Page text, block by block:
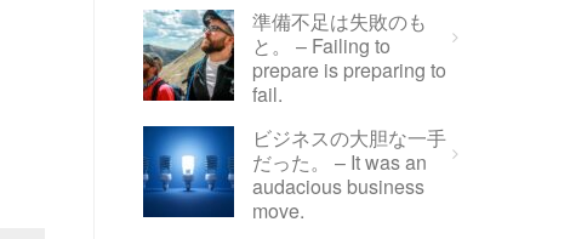
準備不足は失敗のも
と。 – Failing to
prepare is preparing to
fail.
ビジネスの大胆な一手
だった。 – It was an
audacious business
move.